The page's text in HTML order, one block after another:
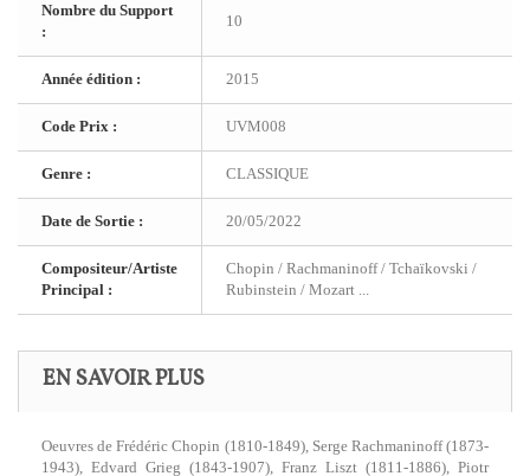
Nombre du Support
:
10
Année édition : 2015
Code Prix : UVM008
Genre : CLASSIQUE
Date de Sortie : 20/05/2022
Compositeur/Artiste
Principal :
Chopin / Rachmaninoff / Tchaïkovski /
Rubinstein / Mozart ...
EN SAVOIR PLUS
Oeuvres de Frédéric Chopin (1810-1849), Serge Rachmaninoff (1873-
1943), Edvard Grieg (1843-1907), Franz Liszt (1811-1886), Piotr